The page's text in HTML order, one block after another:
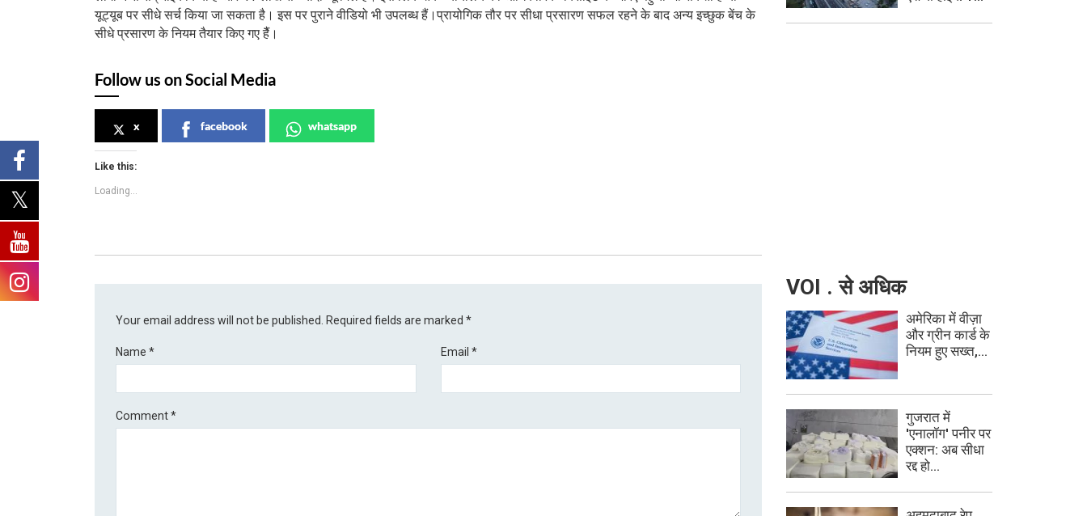
यूट्यूब पर सीधे सर्च किया जा सकता है। इस पर पुराने वीडियो भी उपलब्ध हैं।प्रायोगिक तौर पर सीधा प्रसारण सफल रहने के बाद अन्य इच्छुक बेंच के
सीधे प्रसारण के नियम तैयार किए गए हैैं।
Follow us on Social Media
x facebook whatsapp
Like this:
Loading...
Your email address will not be published. Required fields are marked*
Name* Email *
Comment*
VOI . से अधिक
अमेरिका में वीज़ा
और ग्रीन कार्ड के
नियम हुए सख्त,...
गुजरात में
'एनालॉग' पनीर पर
एक्शन: अब सीधा
रद्द हो...